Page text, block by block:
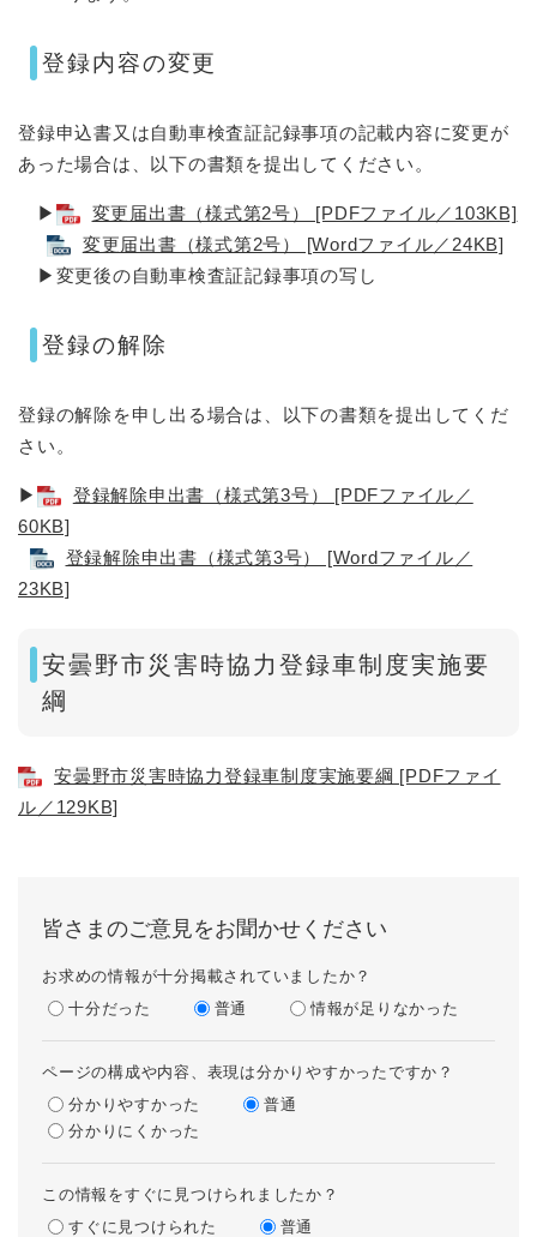
登録内容の変更
登録申込書又は自動車検査証記録事項の記載内容に変更が
あった場合は、以下の書類を提出してください。
▶
変更届出書（様式第2号） [PDFファイル／103KB]
変更届出書（様式第2号） [Wordファイル／24KB]
▶変更後の自動車検査証記録事項の写し
登録の解除
登録の解除を申し出る場合は、以下の書類を提出してくだ
さい。
▶
登録解除申出書（様式第3号） [PDFファイル／
60KB]
登録解除申出書（様式第3号） [Wordファイル／
23KB]
​安曇野市災害時協力登録車制度実施要
綱
安曇野市災害時協力登録車制度実施要綱 [PDFファイ
ル／129KB]
皆さまのご意見をお聞かせください
お求めの情報が十分掲載されていましたか？
十分だった
普通 情報が足りなかった
ページの構成や内容、表現は分かりやすかったですか？
分かりやすかった
普通
分かりにくかった
この情報をすぐに見つけられましたか？
すぐに見つけられた
普通